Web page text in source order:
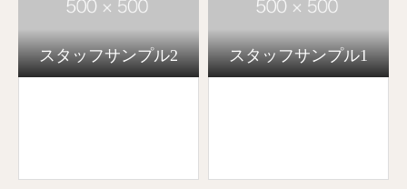
スタッフサンプル2 スタッフサンプル1